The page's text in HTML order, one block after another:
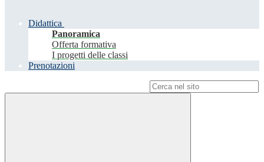
Didattica
Panoramica
Offerta formativa
I progetti delle classi
Prenotazioni